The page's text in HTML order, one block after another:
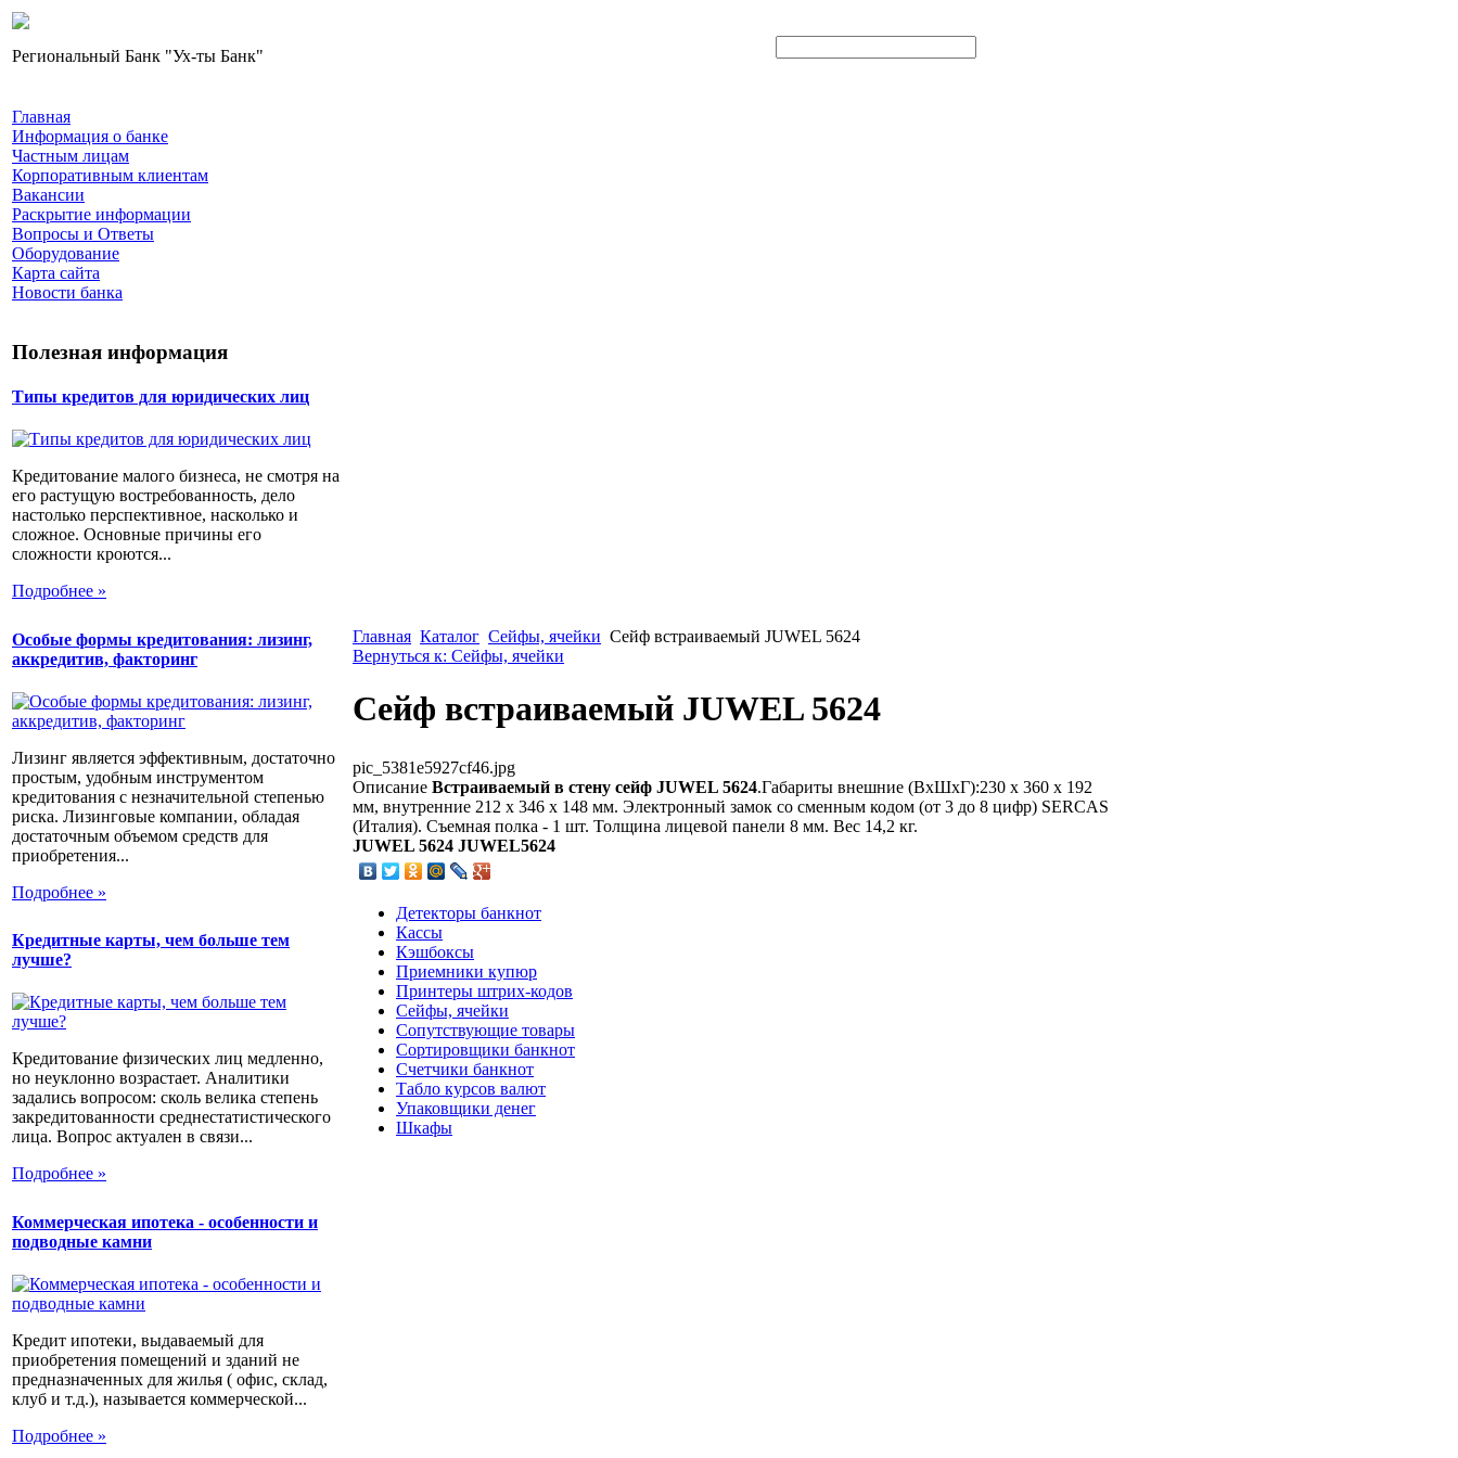
Региональный Банк "Ух-ты Банк"
Главная
Информация о банке
Частным лицам
Корпоративным клиентам
Вакансии
Раскрытие информации
Вопросы и Ответы
Оборудование
Карта сайта
Новости банка
Полезная информация
Типы кредитов для юридических лиц
Кредитование малого бизнеса, не смотря на
его растущую востребованность, дело
настолько перспективное, насколько и
сложное. Основные причины его
сложности кроются...
Подробнее »
Особые формы кредитования: лизинг,
аккредитив, факторинг
Лизинг является эффективным, достаточно
простым, удобным инструментом
кредитования с незначительной степенью
риска. Лизинговые компании, обладая
достаточным объемом средств для
приобретения...
Подробнее »
Кредитные карты, чем больше тем
лучше?
Кредитование физических лиц медленно,
но неуклонно возрастает. Аналитики
задались вопросом: сколь велика степень
закредитованности среднестатистического
лица. Вопрос актуален в связи...
Подробнее »
Коммерческая ипотека - особенности и
подводные камни
Кредит ипотеки, выдаваемый для
приобретения помещений и зданий не
предназначенных для жилья ( офис, склад,
клуб и т.д.), называется коммерческой...
Подробнее »
Главная Каталог Сейфы, ячейки Сейф встраиваемый JUWEL 5624
Вернуться к: Сейфы, ячейки
Сейф встраиваемый JUWEL 5624
pic_5381e5927cf46.jpg
Описание Встраиваемый в стену сейф JUWEL 5624.Габариты внешние (ВхШхГ):230 х 360 х 192
мм, внутренние 212 х 346 х 148 мм. Электронный замок со сменным кодом (от 3 до 8 цифр) SERCAS
(Италия). Съемная полка - 1 шт. Толщина лицевой панели 8 мм. Вес 14,2 кг.
JUWEL 5624 JUWEL5624
Детекторы банкнот
Кассы
Кэшбоксы
Приемники купюр
Принтеры штрих-кодов
Сейфы, ячейки
Сопутствующие товары
Сортировщики банкнот
Счетчики банкнот
Табло курсов валют
Упаковщики денег
Шкафы